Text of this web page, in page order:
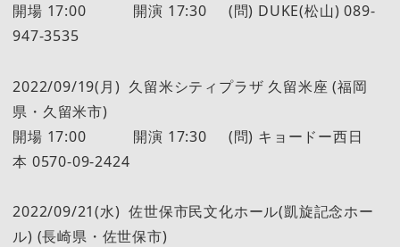
開場 17:00 開演 17:30 (問) DUKE(松山) 089-
947-3535
2022/09/19(月) 久留米シティプラザ 久留米座 (福岡
県・久留米市)
開場 17:00 開演 17:30 (問) キョードー西日
本 0570-09-2424
2022/09/21(水) 佐世保市民文化ホール(凱旋記念ホー
ル) (長崎県・佐世保市)